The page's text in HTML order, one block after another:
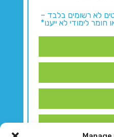
לא רשומים בלבד –
לימודי לא ייענו*